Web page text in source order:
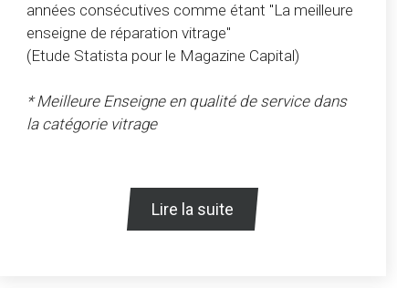
années consécutives comme étant "La meilleure
enseigne de réparation vitrage"
(Etude Statista pour le Magazine Capital)
* Meilleure Enseigne en qualité de service dans
la catégorie vitrage
Lire la suite